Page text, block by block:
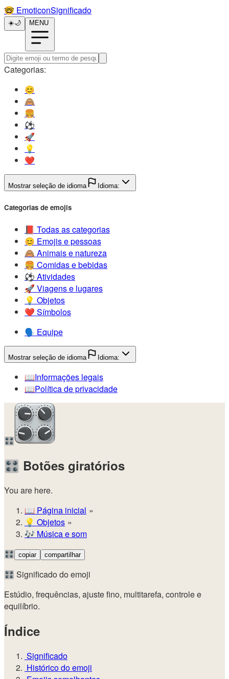
🤓️ EmoticonSignificado
☀️🌙 MENU
Categorias:
😊️
🙈️
🍔️
⚽️
🚀️
💡️
❤️
Mostrar seleção de idioma Idioma:
Categorias de emojis
📕️ Todas as categorias
😊️ Emojis e pessoas
🙈️ Animais e natureza
🍔️ Comidas e bebidas
⚽️ Atividades
🚀️ Viagens e lugares
💡️ Objetos
❤️ Símbolos
🗣️ Equipe
Mostrar seleção de idioma Idioma:
📖️Informações legais
📖️Política de privacidade
🎛️
🎛️ Botões giratórios
You are here.
📖 Página inicial
💡️ Objetos
🎶 Música e som
🎛️ copiar compartilhar
🎛️ Significado do emoji
Estúdio, frequências, ajuste fino, multitarefa, controle e
equilíbrio.
Índice
Significado
Histórico do emoji